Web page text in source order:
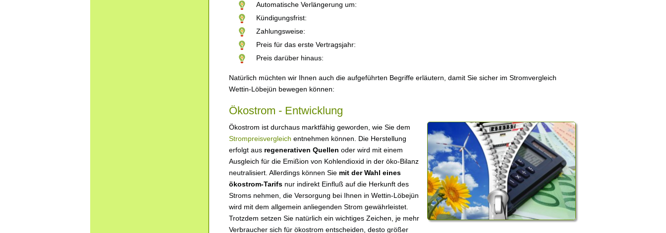
Automatische Verlängerung um:
Kündigungsfrist:
Zahlungsweise:
Preis für das erste Vertragsjahr:
Preis darüber hinaus:
Natürlich müchten wir Ihnen auch die aufgeführten Begriffe erläutern, damit Sie sicher im Stromvergleich
Wettin-Löbejün bewegen können:
Ökostrom - Entwicklung
Ökostrom ist durchaus marktfähig geworden, wie Sie dem
Strompreisvergleich entnehmen können. Die Herstellung
erfolgt aus regenerativen Quellen oder wird mit einem
Ausgleich für die Emißion von Kohlendioxid in der öko-Bilanz
neutralisiert. Allerdings können Sie mit der Wahl eines
ökostrom-Tarifs nur indirekt Einfluß auf die Herkunft des
Stroms nehmen, die Versorgung bei Ihnen in Wettin-Löbejün
wird mit dem allgemein anliegenden Strom gewährleistet.
Trotzdem setzen Sie natürlich ein wichtiges Zeichen, je mehr
Verbraucher sich für ökostrom entscheiden, desto größer